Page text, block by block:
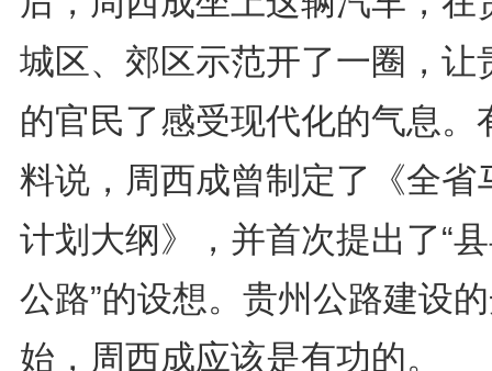
城区、郊区示范开了一圈，让
的官民了感受现代化的气息。
料说，周西成曾制定了《全省
计划大纲》，并首次提出了“
公路”的设想。贵州公路建设
始，周西成应该是有功的。